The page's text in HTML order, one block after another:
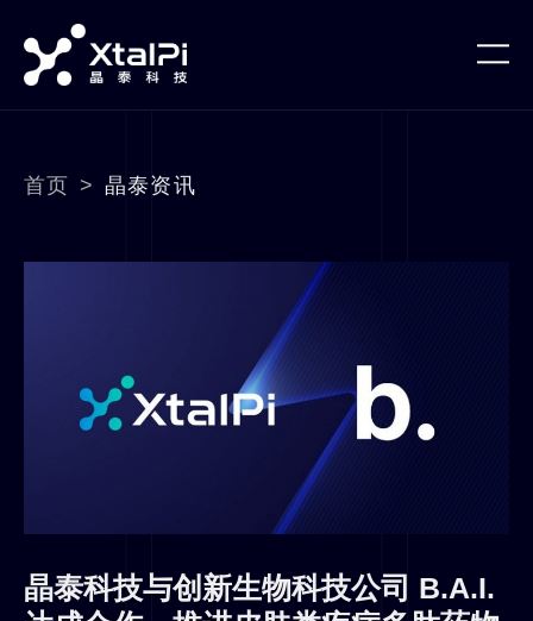
首页 > 晶泰资讯
晶泰科技与创新生物科技公司 B.A.I.